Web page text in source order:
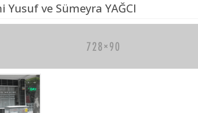
Yusuf ve Sümeyra YAĞCI